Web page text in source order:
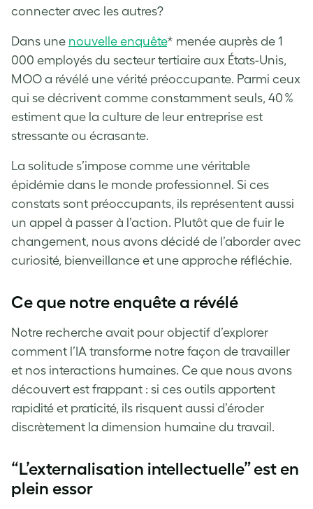
connecter avec les autres?
Dans une nouvelle enquête* menée auprès de 1
000 employés du secteur tertiaire aux États-Unis,
MOO a révélé une vérité préoccupante. Parmi ceux
qui se décrivent comme constamment seuls, 40 %
estiment que la culture de leur entreprise est
stressante ou écrasante.
La solitude s’impose comme une véritable
épidémie dans le monde professionnel. Si ces
constats sont préoccupants, ils représentent aussi
un appel à passer à l’action. Plutôt que de fuir le
changement, nous avons décidé de l’aborder avec
curiosité, bienveillance et une approche réfléchie.
Ce que notre enquête a révélé
Notre recherche avait pour objectif d’explorer
comment l’IA transforme notre façon de travailler
et nos interactions humaines. Ce que nous avons
découvert est frappant : si ces outils apportent
rapidité et praticité, ils risquent aussi d’éroder
discrètement la dimension humaine du travail.
“L’externalisation intellectuelle” est en
plein essor